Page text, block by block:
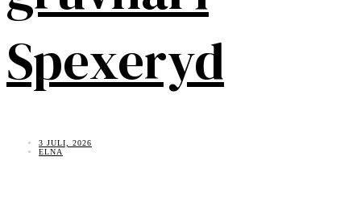
Spexeryd
3 JULI, 2026
ELNA